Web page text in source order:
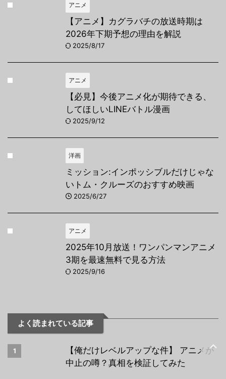
アニメ
【アニメ】カグラバチの放送時期は
2026年下期予想の理由を解説
2025/8/17
アニメ
【必見】今後アニメ化が期待できる、
してほしいLINEバトル漫画
2025/9/12
洋画
ミッション:インポッシブルだけじゃな
いトム・クルーズのおすすめ映画
2025/6/27
アニメ
2025年10月放送！ワンパンマンアニメ
3期を最速無料で見る方法
2025/9/16
よく読まれている記事
1
【俺だけレベルアップな件】 アニメが
中止の噂？真相を検証してみた